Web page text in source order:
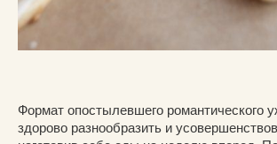
Формат опостылевшего романтического
здорово разнообразить и